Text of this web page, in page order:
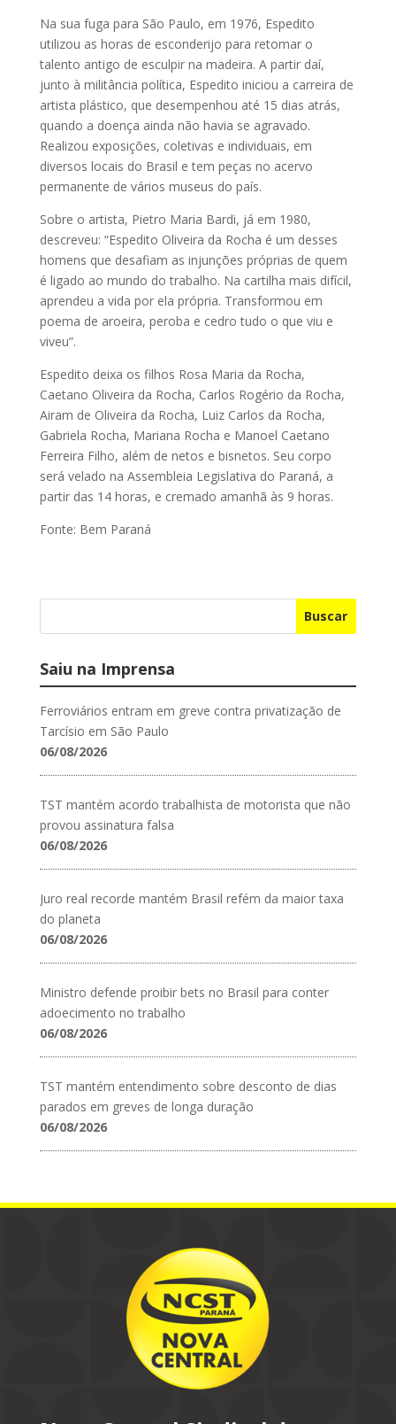
Na sua fuga para São Paulo, em 1976, Espedito
utilizou as horas de esconderijo para retomar o
talento antigo de esculpir na madeira. A partir daí,
junto à militância política, Espedito iniciou a carreira de
artista plástico, que desempenhou até 15 dias atrás,
quando a doença ainda não havia se agravado.
Realizou exposições, coletivas e individuais, em
diversos locais do Brasil e tem peças no acervo
permanente de vários museus do país.
Sobre o artista, Pietro Maria Bardi, já em 1980,
descreveu: “Espedito Oliveira da Rocha é um desses
homens que desafiam as injunções próprias de quem
é ligado ao mundo do trabalho. Na cartilha mais difícil,
aprendeu a vida por ela própria. Transformou em
poema de aroeira, peroba e cedro tudo o que viu e
viveu”.
Espedito deixa os filhos Rosa Maria da Rocha,
Caetano Oliveira da Rocha, Carlos Rogério da Rocha,
Airam de Oliveira da Rocha, Luiz Carlos da Rocha,
Gabriela Rocha, Mariana Rocha e Manoel Caetano
Ferreira Filho, além de netos e bisnetos. Seu corpo
será velado na Assembleia Legislativa do Paraná, a
partir das 14 horas, e cremado amanhã às 9 horas.
Fonte: Bem Paraná
Buscar
Saiu na Imprensa
Ferroviários entram em greve contra privatização de
Tarcísio em São Paulo
06/08/2026
TST mantém acordo trabalhista de motorista que não
provou assinatura falsa
06/08/2026
Juro real recorde mantém Brasil refém da maior taxa
do planeta
06/08/2026
Ministro defende proibir bets no Brasil para conter
adoecimento no trabalho
06/08/2026
TST mantém entendimento sobre desconto de dias
parados em greves de longa duração
06/08/2026